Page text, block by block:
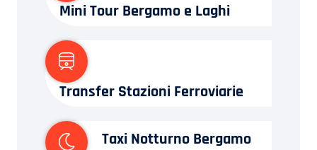
Mini Tour Bergamo e Laghi
Transfer Stazioni Ferroviarie
Taxi Notturno Bergamo